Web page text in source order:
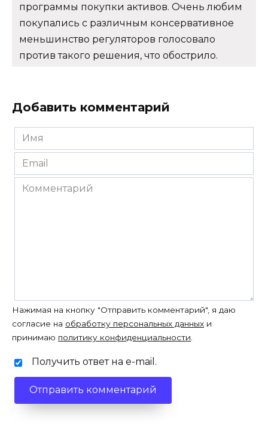
программы покупки активов. Очень любим
покупались с различным консервативное
меньшинство регуляторов голосовало
против такого решения, что обострило.
Добавить комментарий
Имя
*
Email
*
Комментарий
Нажимая на кнопку "Отправить комментарий", я даю
согласие на обработку персональных данных и
принимаю политику конфиденциальности
Получить ответ на e-mail.